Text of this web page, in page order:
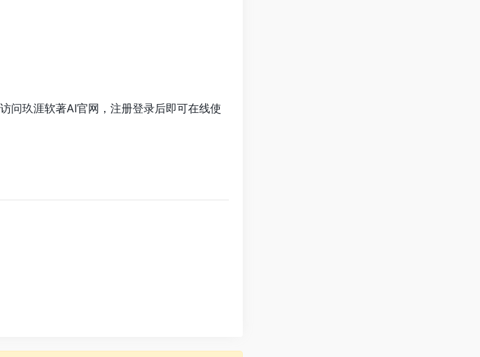
问玖涯软著AI官网，注册登录后即可在线使